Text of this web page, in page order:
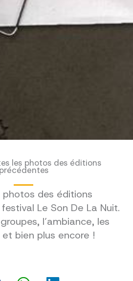
les photos des éditions
précédentes
photos des éditions
Le Son De La Nuit.
l’ambiance, les
et bien plus encore !